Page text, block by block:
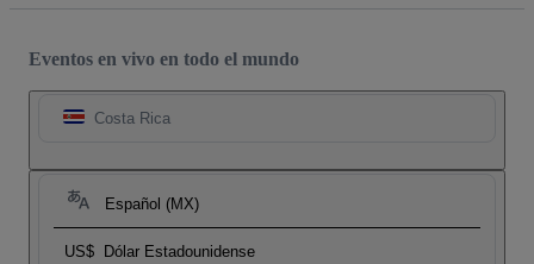
Eventos en vivo en todo el mundo
Costa Rica
Español (MX)
US$ Dólar Estadounidense